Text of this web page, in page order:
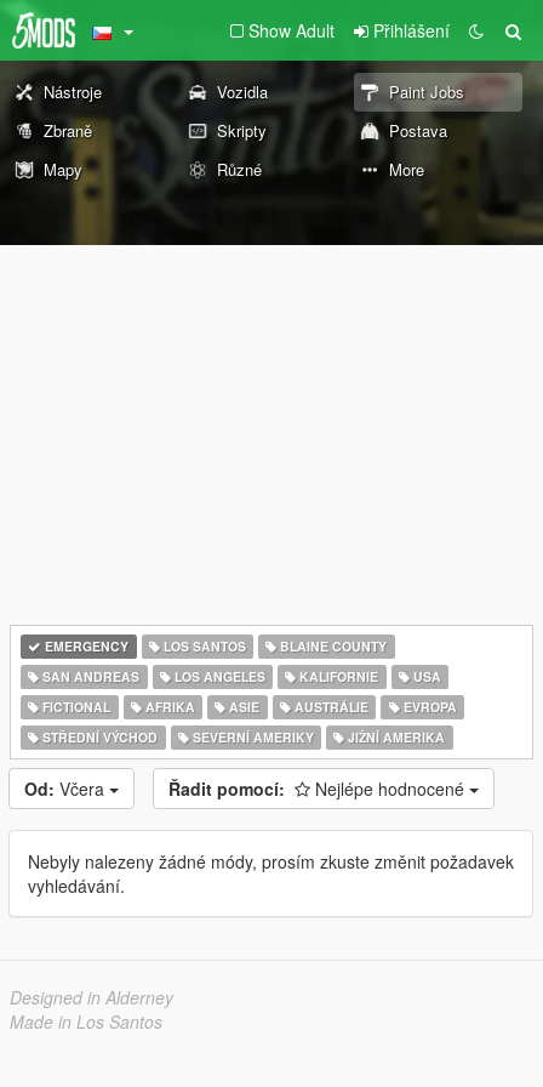
Show Adult Přihlášení
Nástroje Vozidla
Paint Jobs
Zbraně
Skripty
Postava
Mapy
Různé More
EMERGENCY LOS SANTOS
BLAINE COUNTY
SAN ANDREAS
LOS ANGELES KALIFORNIE
USA
FICTIONAL
AFRIKA ASIE AUSTRÁLIE
EVROPA
STŘEDNÍ VÝCHOD
SEVERNÍ AMERIKY JIŽNÍ AMERIKA
Od: Včera Řadit pomocí: Nejlépe hodnocené
Nebyly nalezeny žádné módy, prosím zkuste změnit požadavek
vyhledávání.
Designed in Alderney
Made in Los Santos